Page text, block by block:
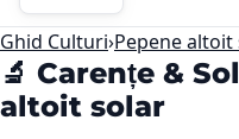
Ghid Culturi›Pepene altoit
🔬 Carențe &
altoit solar